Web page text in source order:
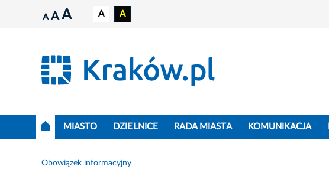
A A A A A
MIASTO DZIELNICE RADA MIASTA KOMUNIKACJA
Obowiązek informacyjny